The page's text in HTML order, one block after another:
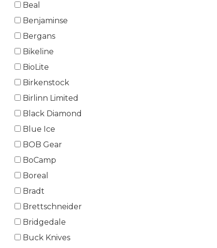
Beal
Benjaminse
Bergans
Bikeline
BioLite
Birkenstock
Birlinn Limited
Black Diamond
Blue Ice
BOB Gear
BoCamp
Boreal
Bradt
Brettschneider
Bridgedale
Buck Knives